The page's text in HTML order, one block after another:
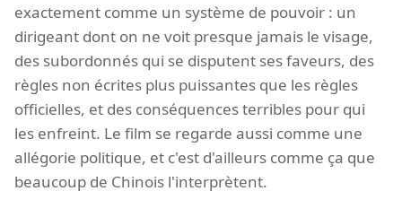
exactement comme un système de pouvoir : un
dirigeant dont on ne voit presque jamais le visage,
des subordonnés qui se disputent ses faveurs, des
règles non écrites plus puissantes que les règles
officielles, et des conséquences terribles pour qui
les enfreint. Le film se regarde aussi comme une
allégorie politique, et c'est d'ailleurs comme ça que
beaucoup de Chinois l'interprètent.